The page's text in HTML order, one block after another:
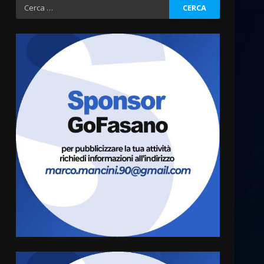
Ricerca
per:
Fasanese ferito a colpi di
arma da fuoco
6 Agosto 2026 18:13
4
Carta d’identità: continua il
piano di aperture
straordinarie del Comune di
Fasano
6 Agosto 2026 14:16
5
Grazia Neglia, coordinatrice
cittadina di Fratelli d’Italia,
pronta a tornare in Consiglio
6 Agosto 2026 08:00